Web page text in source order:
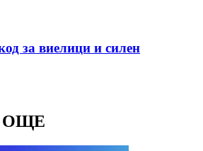
за виелици и силен
ОЩЕ